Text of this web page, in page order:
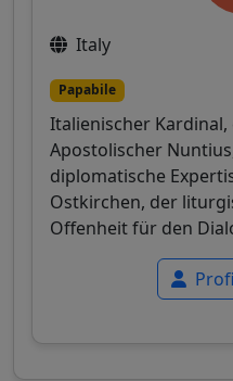
Italy
Papabile
Italienischer
Apostolischer
diplomatische
Ostkirchen, der
Offenheit für den